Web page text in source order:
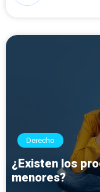
Derecho
¿Existen los
menores?